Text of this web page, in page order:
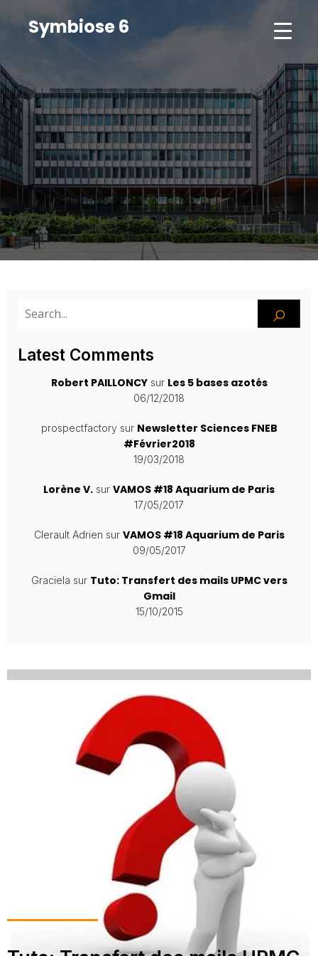
Symbiose 6
Latest Comments
Robert PAILLONCYsur Les 5 bases azotés
06/12/2018
prospectfactorysur Newsletter Sciences FNEB
#Février2018
19/03/2018
Lorène V. sur VAMOS #18 Aquarium de Paris
17/05/2017
Clerault Adrien sur VAMOS #18 Aquarium de Paris
09/05/2017
Graciela sur Tuto: Transfert des mails UPMC vers
Gmail
15/10/2015